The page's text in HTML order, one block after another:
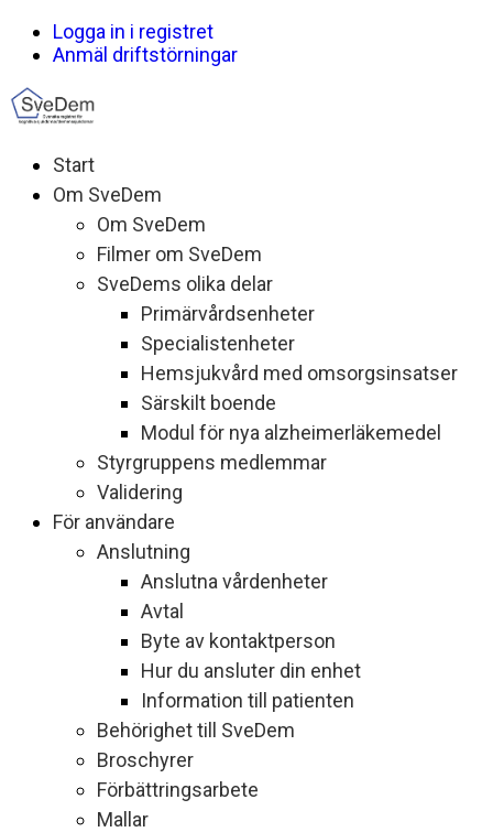
Logga in i registret
Anmäl driftstörningar
Start
Om SveDem
Om SveDem
Filmer om SveDem
SveDems olika delar
Primärvårdsenheter
Specialistenheter
Hemsjukvård med omsorgsinsatser
Särskilt boende
Modul för nya alzheimerläkemedel
Styrgruppens medlemmar
Validering
För användare
Anslutning
Anslutna vårdenheter
Avtal
Byte av kontaktperson
Hur du ansluter din enhet
Information till patienten
Behörighet till SveDem
Broschyrer
Förbättringsarbete
Mallar